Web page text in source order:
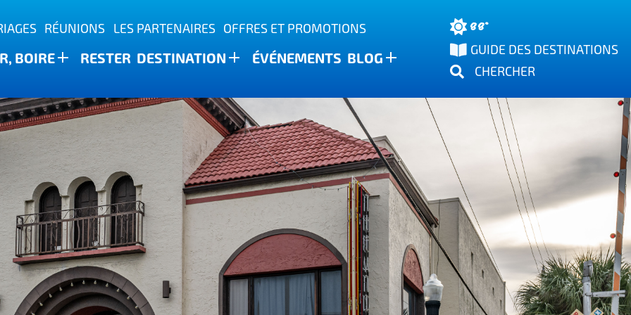
RÉUNIONS LES PARTENAIRES OFFRES ET PROMOTIONS
BOIRE RESTER DESTINATION ÉVÉNEMENTS BLOG
88°
GUIDE DES DESTINATIONS
CHERCHER